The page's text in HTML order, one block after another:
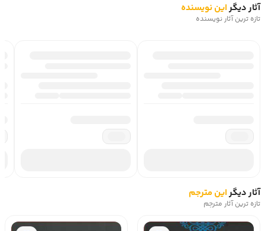
آثار دیگراین نویسنده
تازه ترین آثار نویسنده
آثار دیگراین مترجم
تازه ترین آثار مترجم